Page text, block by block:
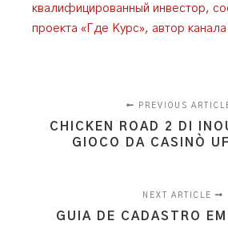
квалифицированный инвестор,
проекта «Где Курс», автор
PREVIOUS
CHICKEN ROAD 2 DI
GIOCO DA CASINÒ
NEXT ARTICLE
GUIA DE CADASTRO